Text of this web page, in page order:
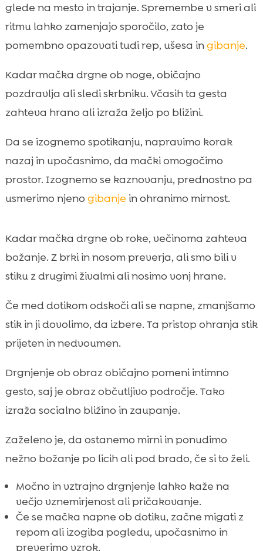
glede na mesto in trajanje. Spremembe v smeri ali
ritmu lahko zamenjajo sporočilo, zato je
pomembno opazovati tudi rep, ušesa ingibanje.
Kadar mačka drgne ob noge, običajno
pozdravlja ali sledi skrbniku. Včasih ta gesta
zahteva hrano ali izraža željo po bližini.
Da se izognemo spotikanju, napravimo korak
nazaj in upočasnimo, da mački omogočimo
prostor. Izognemo se kaznovanju, prednostno pa
usmerimo njeno gibanje in ohranimo mirnost.
Kadar mačka drgne ob roke, večinoma zahteva
božanje. Z brki in nosom preverja, ali smo bili v
stiku z drugimi živalmi ali nosimo vonj hrane.
Če med dotikom odskoči ali se napne, zmanjšamo
stik in ji dovolimo, da izbere. Ta pristop ohranja stik
prijeten in nedvoumen.
Drgnjenje ob obraz običajno pomeni intimno
gesto, saj je obraz občutljivo področje. Tako
izraža socialno bližino in zaupanje.
Zaželeno je, da ostanemo mirni in ponudimo
nežno božanje po licih ali pod brado, če si to želi.
Močno in vztrajno drgnjenje lahko kaže na
večjo vznemirjenost ali pričakovanje.
Če se mačka napne ob dotiku, začne migati z
repom ali izogiba pogledu, upočasnimo in
preverimo vzrok.